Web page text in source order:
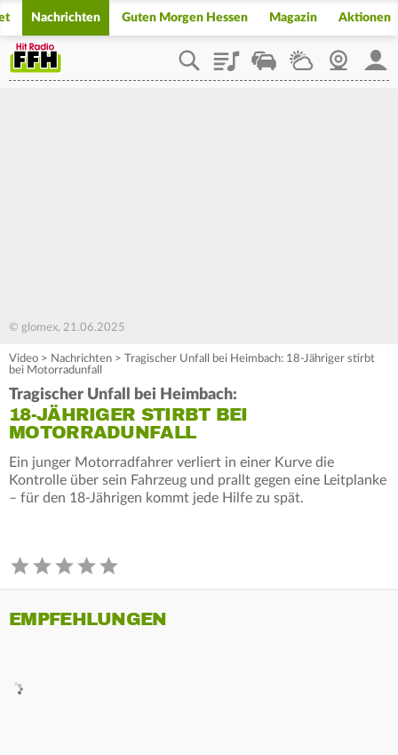
Nachrichten Guten Morgen Hessen Magazin Aktionen
PlaylistStaupilotWetterWebcam
© glomex, 21.06.2025
Video > Nachrichten > Tragischer Unfall bei Heimbach: 18-Jähriger stirbt
bei Motorradunfall
Tragischer Unfall bei Heimbach:
18-JÄHRIGER STIRBT BEI
MOTORRADUNFALL
Ein junger Motorradfahrer verliert in einer Kurve die
Kontrolle über sein Fahrzeug und prallt gegen eine Leitplanke
– für den 18-Jährigen kommt jede Hilfe zu spät.
EMPFEHLUNGEN